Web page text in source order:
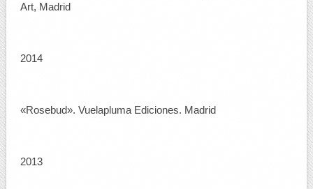
Art, Madrid
2014
«Rosebud». Vuelapluma Ediciones. Madrid
2013